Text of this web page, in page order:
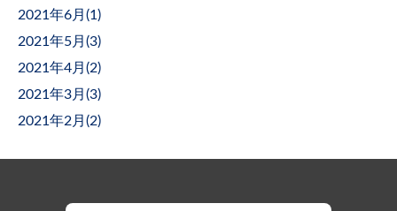
2021年6月(1)
2021年5月(3)
2021年4月(2)
2021年3月(3)
2021年2月(2)